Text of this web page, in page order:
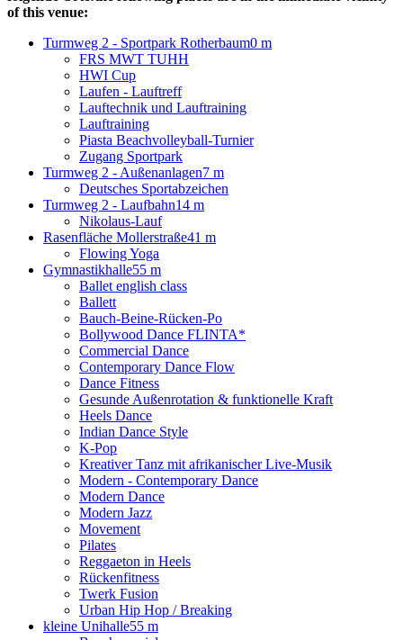
of this venue:
Turmweg 2 - Sportpark Rotherbaum0 m
FRS MWT TUHH
HWI Cup
Laufen - Lauftreff
Lauftechnik und Lauftraining
Lauftraining
Piasta Beachvolleyball-Turnier
Zugang Sportpark
Turmweg 2 - Außenanlagen7 m
Deutsches Sportabzeichen
Turmweg 2 - Laufbahn14 m
Nikolaus-Lauf
Rasenfläche Mollerstraße41 m
Flowing Yoga
Gymnastikhalle55 m
Ballet english class
Ballett
Bauch-Beine-Rücken-Po
Bollywood Dance FLINTA*
Commercial Dance
Contemporary Dance Flow
Dance Fitness
Gesunde Außenrotation & funktionelle Kraft
Heels Dance
Indian Dance Style
K-Pop
Kreativer Tanz mit afrikanischer Live-Musik
Modern - Contemporary Dance
Modern Dance
Modern Jazz
Movement
Pilates
Reggaeton in Heels
Rückenfitness
Twerk Fusion
Urban Hip Hop / Breaking
kleine Unihalle55 m